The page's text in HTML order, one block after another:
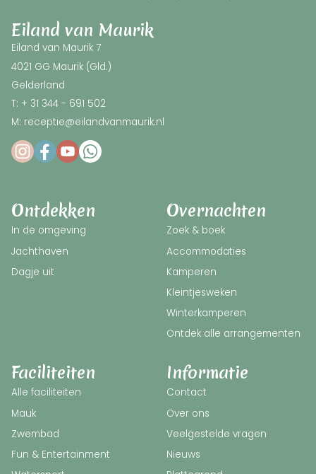
Eiland van Maurik
Eiland van Maurik 7
4021 GG Maurik (Gld.)
Gelderland
T: + 31 344 - 691 502
M: receptie@eilandvanmaurik.nl
Overnachten
Zoek & boek
Accommodaties
Kamperen
Kleintjesweken
Winterkamperen
Ontdek alle arrangementen
Faciliteiten
Alle faciliteiten
Mauk
Zwembad
Fun & Entertainment
Ontdekken
In de omgeving
Jachthaven
Dagje uit
Informatie
Contact
Over ons
Veelgestelde vragen
Nieuws